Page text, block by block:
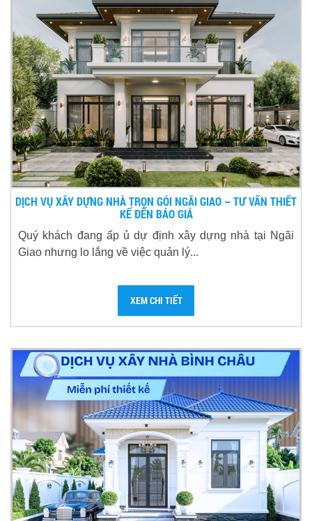
DỊCH VỤ XÂY DỰNG NHÀ TRỌN GÓI NGÃI GIAO – TƯ VẤN THIẾT
KẾ ĐẾN BÁO GIÁ
Quý khách đang ấp ủ dự định xây dựng nhà tại Ngãi
Giao nhưng lo lắng về việc quản lý...
XEM CHI TIẾT